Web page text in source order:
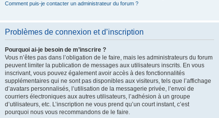
Comment puis-je contacter un administrateur du forum ?
Problèmes de connexion et d’inscription
Pourquoi ai-je besoin de m’inscrire ?
Vous n’êtes pas dans l’obligation de le faire, mais les administrateurs du forum
peuvent limiter la publication de messages aux utilisateurs inscrits. En vous
inscrivant, vous pouvez également avoir accès à des fonctionnalités
supplémentaires qui ne sont pas disponibles aux visiteurs, tels que l’affichage
d’avatars personnalisés, l’utilisation de la messagerie privée, l’envoi de
courriers électroniques aux autres utilisateurs, l’adhésion à un groupe
d’utilisateurs, etc. L’inscription ne vous prend qu’un court instant, c’est
pourquoi nous vous recommandons de le faire.